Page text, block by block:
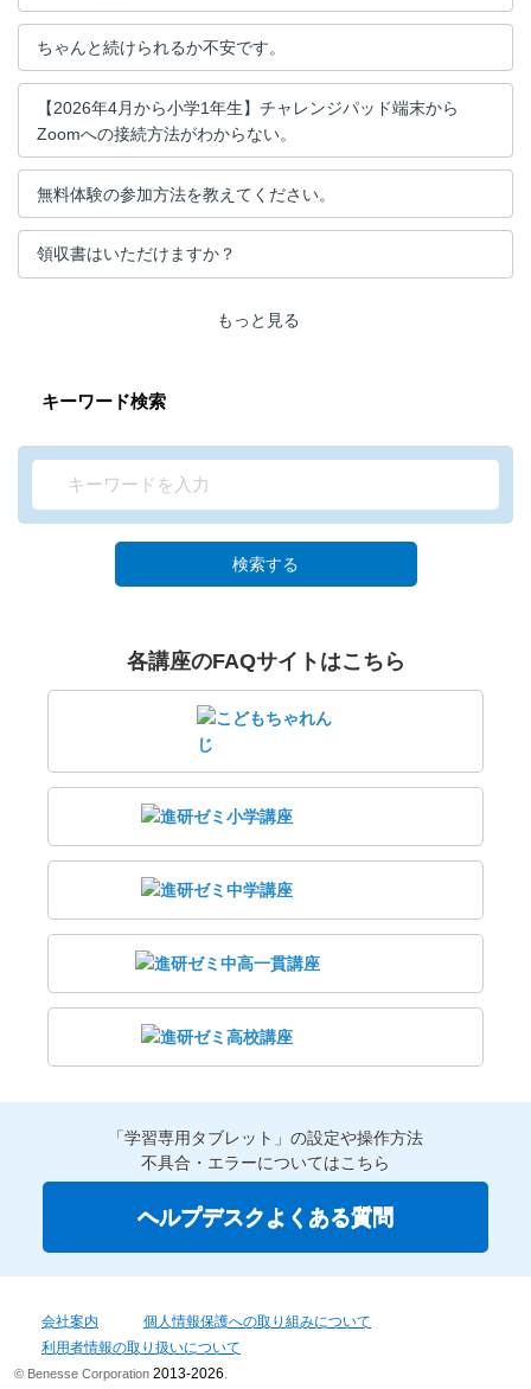
ちゃんと続けられるか不安です。
【2026年4月から小学1年生】チャレンジパッド端末から
Zoomへの接続方法がわからない。
無料体験の参加方法を教えてください。
領収書はいただけますか？
もっと見る
キーワード検索
検索する
各講座のFAQサイトはこちら
「学習専用タブレット」の設定や操作方法
不具合・エラーについてはこちら
ヘルプデスクよくある質問
会社案内
個人情報保護への取り組みについて
利用者情報の取り扱いについて
© Benesse Corporation 2013-2026